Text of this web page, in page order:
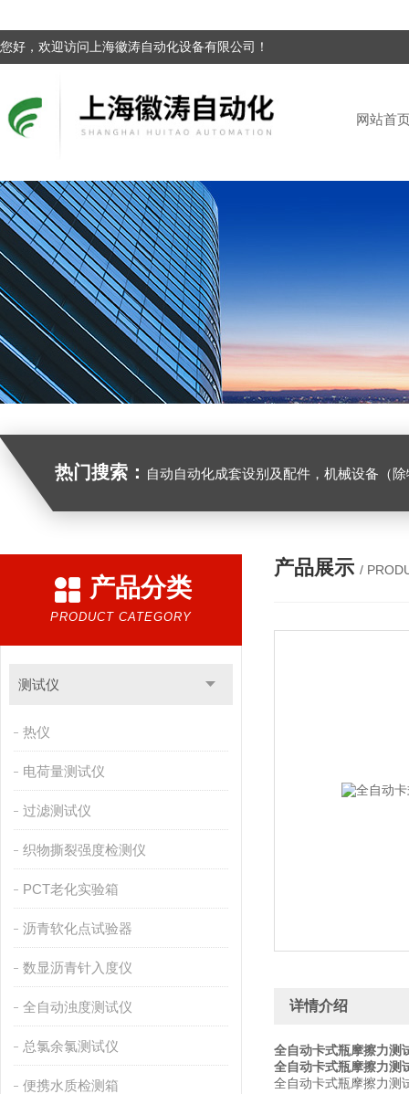
您好，欢迎访问上海徽涛自动化设备有限公司！
网站首
热门搜索： 自动自动化成套设别及配件，机械设备（除特种设备）及配件制造，加工（以上限分支机构经营），设计，批发，零售，模具，五金制品，工具加工（限分支机构经营），设计，批发，零售。五金交电，金属材料，金属制品，不锈钢制品，建筑材料，钢材，橡塑制品，环保设备，润滑剂，汽车配件，摩托车配件的批发，零售。（企业经营涉及行政许可的，凭许可证件经营）化成套设别及配件，机械设备（除特种设
产品分类
PRODUCT CATEGORY
测试仪
热仪
电荷量测试仪
过滤测试仪
织物撕裂强度检测仪
PCT老化实验箱
沥青软化点试验器
数显沥青针入度仪
全自动浊度测试仪
总氯余氯测试仪
便携水质检测箱
产品展示 /
详情介绍
全自动卡式瓶摩擦力测
全自动卡式瓶摩擦力测
全自动卡式瓶摩擦力测